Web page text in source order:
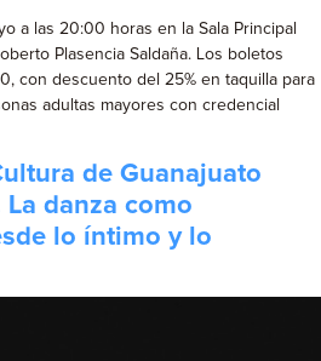
a las 20:00 horas en la Sala Principal
Plasencia Saldaña. Los boletos
con descuento del 25% en taquilla para
adultas mayores con credencial
de Guanajuato
La danza como
lo íntimo y lo